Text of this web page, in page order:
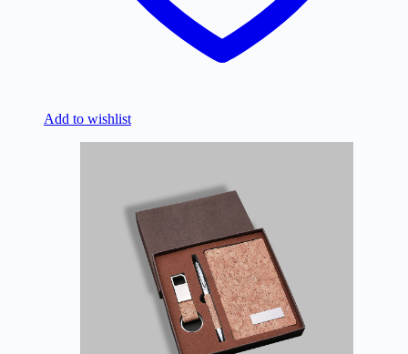
Add to wishlist